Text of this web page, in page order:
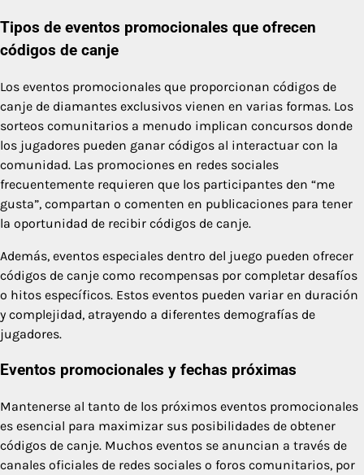
Tipos de eventos promocionales que ofrecen
códigos de canje
Los eventos promocionales que proporcionan códigos de
canje de diamantes exclusivos vienen en varias formas. Los
sorteos comunitarios a menudo implican concursos donde
los jugadores pueden ganar códigos al interactuar con la
comunidad. Las promociones en redes sociales
frecuentemente requieren que los participantes den “me
gusta”, compartan o comenten en publicaciones para tener
la oportunidad de recibir códigos de canje.
Además, eventos especiales dentro del juego pueden ofrecer
códigos de canje como recompensas por completar desafíos
o hitos específicos. Estos eventos pueden variar en duración
y complejidad, atrayendo a diferentes demografías de
jugadores.
Eventos promocionales y fechas próximas
Mantenerse al tanto de los próximos eventos promocionales
es esencial para maximizar sus posibilidades de obtener
códigos de canje. Muchos eventos se anuncian a través de
canales oficiales de redes sociales o foros comunitarios, por